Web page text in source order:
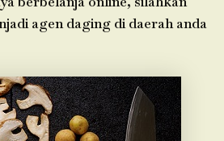
agen daging di daerah anda